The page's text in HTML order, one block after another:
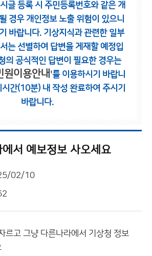
글 등록 시 주민등록번호와 같은 개
경우 개인정보 노출 위험이 있으니
바랍니다. 기상지식과 관련한 일부
는 선별하여 답변을 게재할 예정입
의 공식적인 답변이 필요한 경우는
이용안내 '를 이용하시기 바랍니
간(10분) 내 작성 완료하여 주시기
바랍니다.
서 예보정보 사오세요
02/10
르고 그냥 다른나라에서 기상청 정보